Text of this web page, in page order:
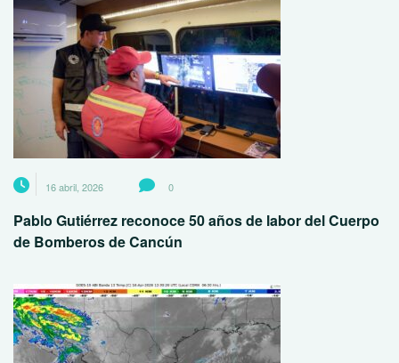
16 abril, 2026 0
Pablo Gutiérrez reconoce 50 años de labor del Cuerpo
de Bomberos de Cancún